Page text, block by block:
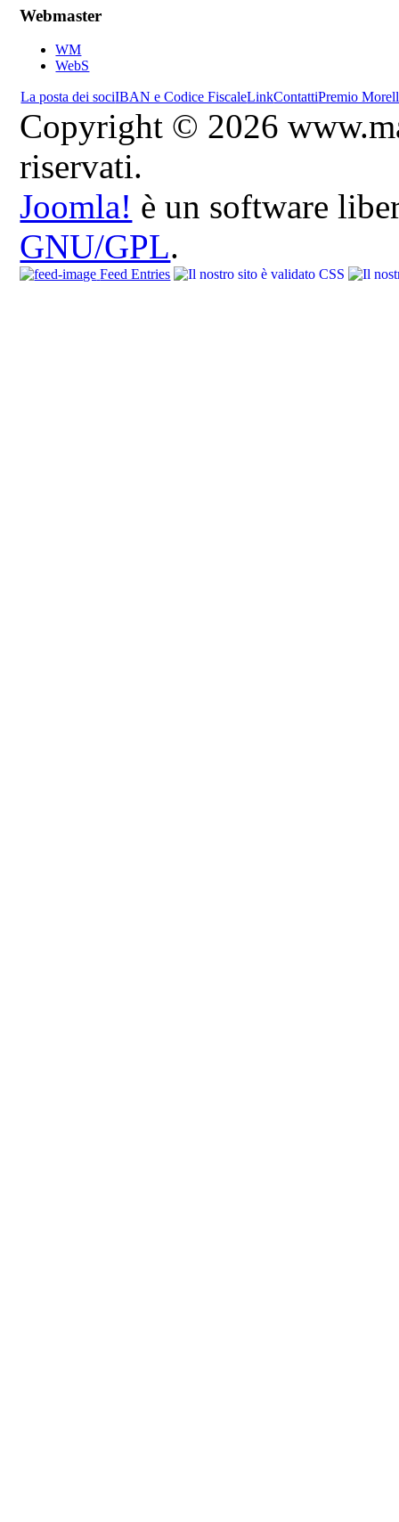
Webmaster
WM
WebS
La posta dei sociIBAN e Codice FiscaleLinkContattiPremio
Copyright © 2026
riservati.
Joomla! è un software
GNU/GPL.
Feed Entries